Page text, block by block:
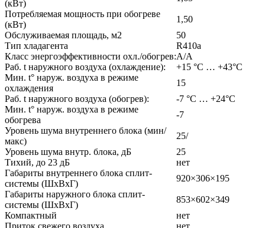
(кВт)
Потребляемая мощность при обогреве
(кВт)
1,50
Обслуживаемая площадь, м2
50
Тип хладагента
R410a
Класс энергоэффективности охл./обогрев:А/А
Раб. t наружного воздуха (охлаждение):
+15 °С … +43°С
Мин. t° наруж. воздуха в режиме
охлаждения
15
Раб. t наружного воздуха (обогрев):
-7 °С … +24°С
Мин. t° наруж. воздуха в режиме
обогрева
-7
Уровень шума внутреннего блока (мин/
макс)
25/
Уровень шума внутр. блока, дБ
25
Тихий, до 23 дБ
нет
Габариты внутреннего блока сплит-
системы (ШxВxГ)
920×306×195
Габариты наружного блока сплит-
системы (ШxВxГ)
853×602×349
Компактный
нет
Приток свежего воздуха
нет